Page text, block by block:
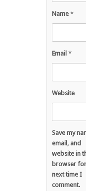
Name *
Email *
Website
Save my
email, and
website in
browser
next time I
comment.